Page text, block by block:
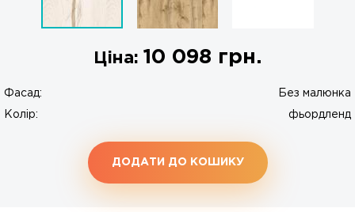
Ціна: 10 098 грн.
Фасад: Без малюнка
Колір: фьордленд
ДОДАТИ ДО КОШИКУ